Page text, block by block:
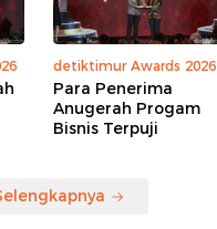
detiktimur Awards 2026
Para Penerima
Anugerah Progam
Bisnis Terpuji